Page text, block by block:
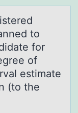
to
for
of
estimate
(to the